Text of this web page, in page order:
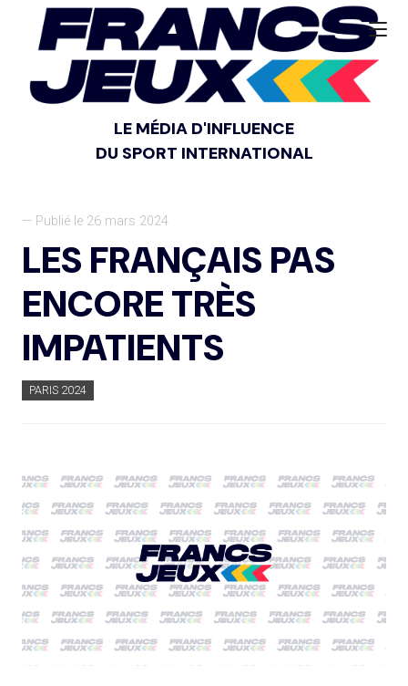
LE MÉDIA D'INFLUENCE
DU SPORT INTERNATIONAL
— Publié le 26 mars 2024
LES FRANÇAIS PAS
ENCORE TRÈS
IMPATIENTS
PARIS 2024